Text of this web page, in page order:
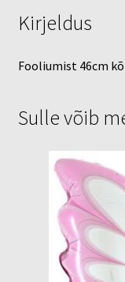
Kirjeldus
Fooliumist 46cm
Sulle võib